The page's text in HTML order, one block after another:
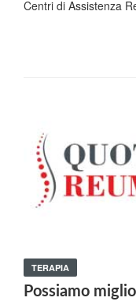
Centri di Assistenza
TERAPIA
Possiamo